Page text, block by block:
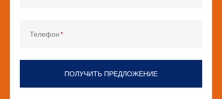
Телефон
ПОЛУЧИТЬ ПРЕДЛОЖЕНИЕ